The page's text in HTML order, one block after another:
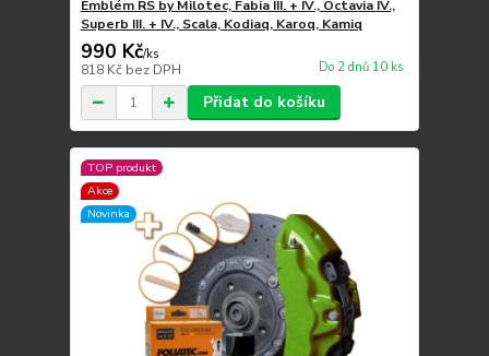
Emblém RS by Milotec, Fabia III. + IV., Octavia IV.,
Superb III. + IV., Scala, Kodiaq, Karoq, Kamiq
990 Kč/ks
818 Kč bez DPH Do 2 dnů 10 ks
Přidat do košíku
TOP produkt
Akce
Novinka